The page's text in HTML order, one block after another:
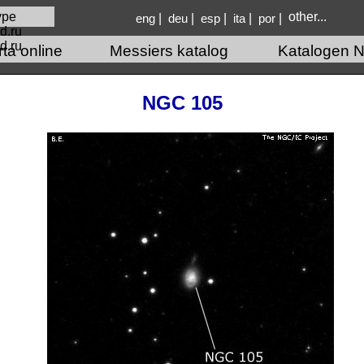
eng deu esp ita por other...
online Messiers katalog Katalogen
NGC 105